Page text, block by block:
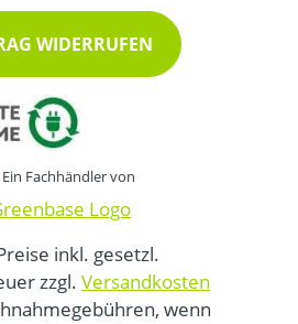
WIDERRUFEN
Ein Fachhändler von
inkl. gesetzl.
zzgl. Versandkosten
wenn